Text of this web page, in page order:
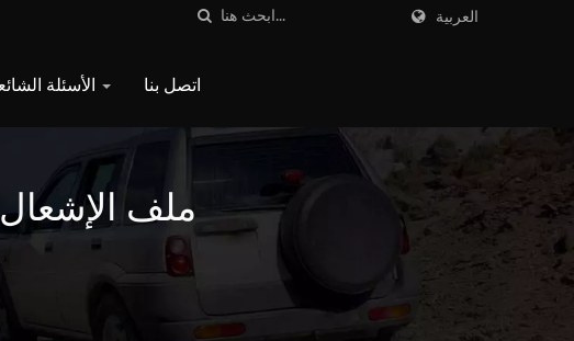
العربية
اتصل بنا
ملف الإشعال HONDA CB750 30501-300-003